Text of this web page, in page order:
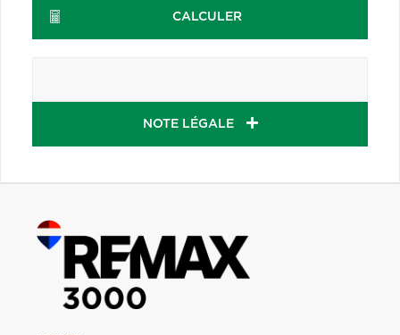
CALCULER
NOTE LÉGALE